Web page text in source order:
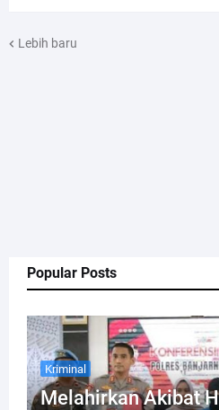
Popular Posts
Kriminal
Melahirkan Akibat
Lebih baru